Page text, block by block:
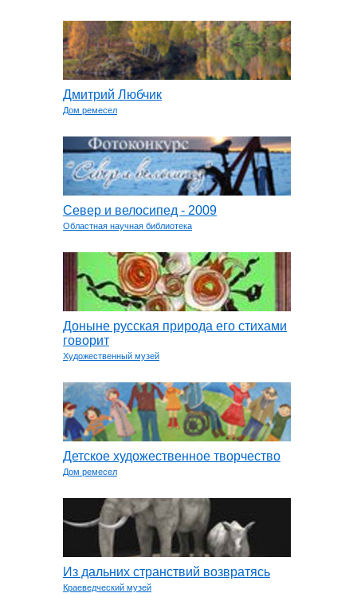
Дмитрий Любчик
Дом ремесел
Север и велосипед - 2009
Областная научная библиотека
Доныне русская природа его стихами
говорит
Художественный музей
Детское художественное творчество
Дом ремесел
Из дальних странствий возвратясь
Краеведческий музей